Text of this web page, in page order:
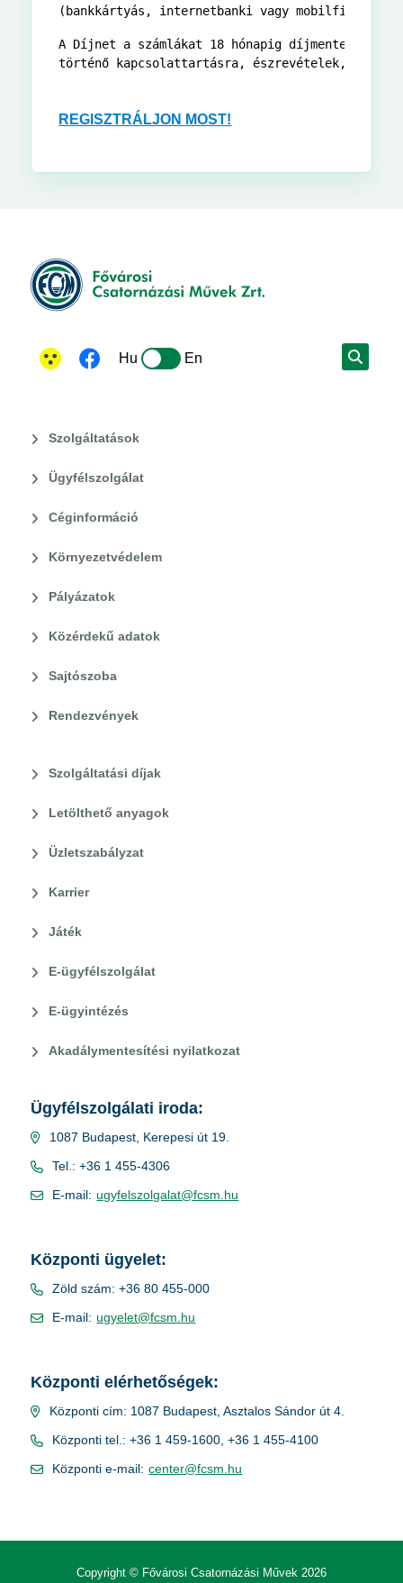
(bankkártyás, internetbanki vagy mobilfizetés
A Díjnet a számlákat 18 hónapig díjmentesen
történő kapcsolattartásra, észrevételek,
REGISZTRÁLJON MOST!
Hu En
Szolgáltatások
Ügyfélszolgálat
Céginformáció
Környezetvédelem
Pályázatok
Közérdekű adatok
Sajtószoba
Rendezvények
Szolgáltatási díjak
Letölthető anyagok
Üzletszabályzat
Karrier
Játék
E-ügyfélszolgálat
E-ügyintézés
Akadálymentesítési nyilatkozat
Ügyfélszolgálati iroda:
1087 Budapest, Kerepesi út 19.
Tel.: +36 1 455-4306
E-mail: ugyfelszolgalat@fcsm.hu
Központi ügyelet:
Zöld szám: +36 80 455-000
E-mail: ugyelet@fcsm.hu
Központi elérhetőségek:
Központi cím: 1087 Budapest, Asztalos Sándor út 4.
Központi tel.: +36 1 459-1600, +36 1 455-4100
Központi e-mail: center@fcsm.hu
Copyright © Fővárosi Csatornázási Művek 2026